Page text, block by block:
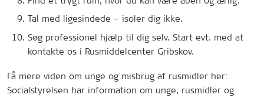
Tal med ligesindede – isoler dig ikke.
Søg professionel hjælp til dig selv. Start evt. med at
kontakte os i Rusmiddelcenter Gribskov.
Få mere viden om unge og misbrug af rusmidler her:
Socialstyrelsen har information om unge, rusmidler og